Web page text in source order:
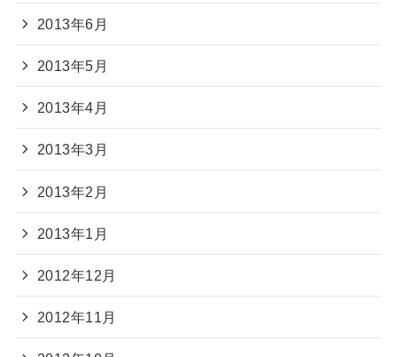
2013年6月
2013年5月
2013年4月
2013年3月
2013年2月
2013年1月
2012年12月
2012年11月